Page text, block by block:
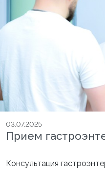
03.07.2025
Прием
Консультация